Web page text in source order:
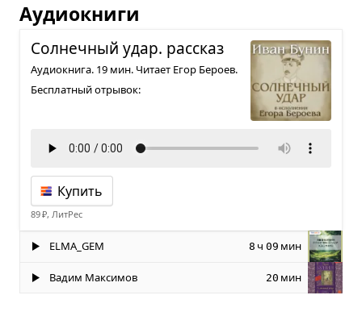
Аудиокниги
Сол­неч­ный удар. рас­сказ
Аудиокнига. 19 мин. Читает Егор Бероев.
Бесплатный отрывок:
Купить
89 ₽, ЛитРес
ELMA_GEM 8 ч 09 мин
Вадим Максимов 20 мин